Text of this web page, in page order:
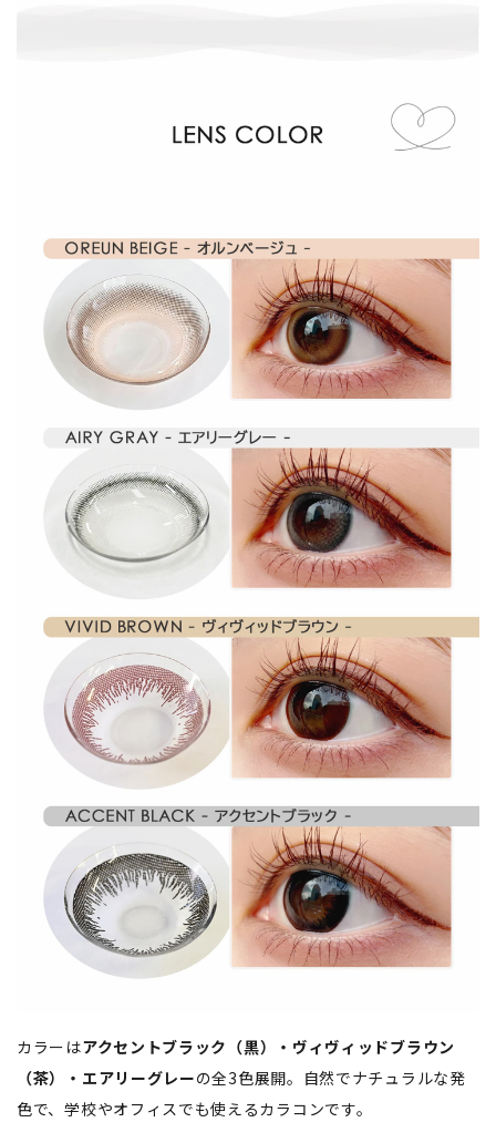
カラーはアクセントブラック（黒）・ヴィヴィッドブラウン
（茶）・エアリーグレーの全3色展開。自然でナチュラルな発
色で、学校やオフィスでも使えるカラコンです。